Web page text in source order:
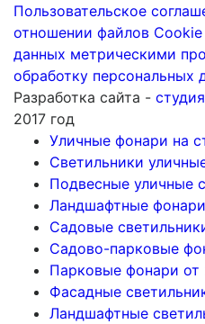
Пользовательское
отношении файлов Cookie
данных метрическими
обработку персональных
Разработка сайта -
2017 год
Уличные фонари на
Светильники
Подвесные уличные
Ландшафтные
Садовые
Садово-парковые
Парковые фонари
Фасадные
Ландшафтные